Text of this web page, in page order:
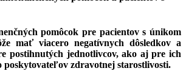
pomôcok pre pacientov s únikom
mať viacero negatívnych dôsledkov a
postihnutých jednotlivcov, ako aj pre ich
poskytovateľov zdravotnej starostlivosti.